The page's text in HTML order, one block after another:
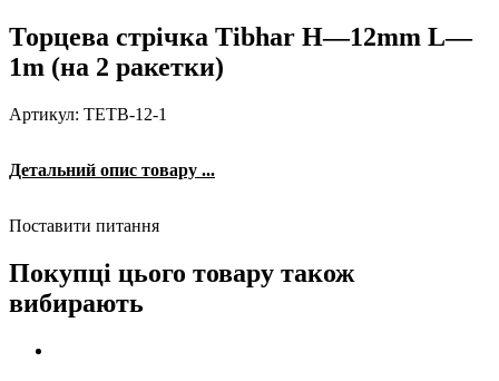
Торцева стрічка Tibhar H—12mm L—
1m (на 2 ракетки)
Артикул: TETB-12-1
Детальний опис товару ...
Поставити питання
Покупці цього товару також
вибирають